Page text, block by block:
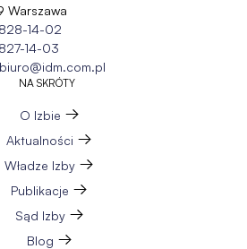
Warszawa
14-02
14-03
biuro@idm.com.pl
NA SKRÓTY
O Izbie
Aktualności
Władze Izby
Publikacje
Sąd Izby
Blog